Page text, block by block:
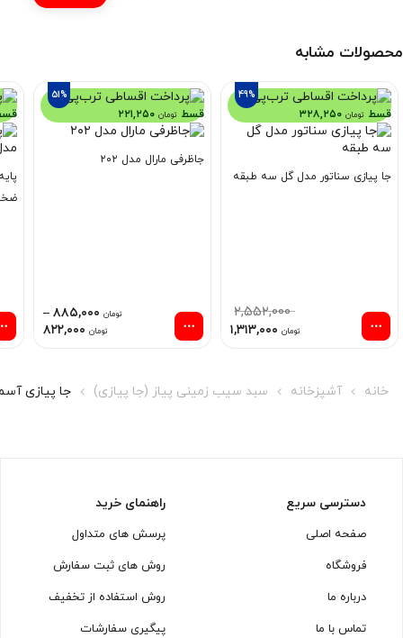
محصولات مشابه
هر
قسط تومان
49%
جا پیازی سناتور مدل گل سه طبقه
۲,۵۵۲,۰۰۰
قیمت
اصلی:
تومان ۲,۵۵۲,۰۰۰
تومان۱,۳۱۳,۰۰۰
قیمت
هر
قسط تومان۲۲۱,۲۵۰
51%
جاظرفی مارال مدل ۲۰۲
تومان۸۸۵,۰۰۰ –
تومان۸۲۲,۰۰۰
Price
range:
تومان ۸۸۵,۰۰۰
خانه آشپزخانه سبد سیب زمینی پیاز (جا پیازی) جا پیازی
دسترسی سریع
صفحه اصلی
فروشگاه
درباره ما
تماس با ما
راهنمای خرید
پرسش های متداول
روش های ثبت سفارش
روش استفاده از تخفیف
پیگیری سفارشات